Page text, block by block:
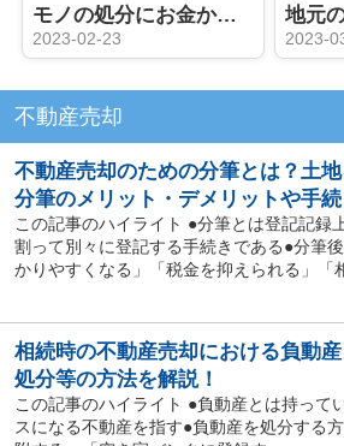
モノの処分にお金かかるけど、そのお金がない！残置物処分をお得に賢くする方法とは？ まずは相談が大事です。
2023-02-23 2023-
不動産売却
不動産売却のための分筆とは？土
分筆のメリット・デメリットや手続
この記事のハイライト ●分筆とは登記記録
割って別々に登記する手続きである●分筆
かりやすくなる」「税金を抑えられる」「
相続時の不動産売却における負動産
処分等の方法を解説！
この記事のハイライト ●負動産とは持って
スになる不動産を指す●負動産を処分する